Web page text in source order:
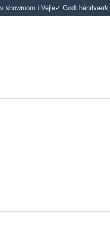
showroom i Vejle✓ Godt håndværk